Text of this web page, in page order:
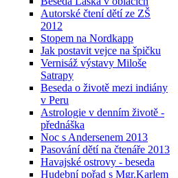
Autorské čtení dětí ze ZŠ
2012
Stopem na Nordkapp
Jak postavit vejce na špičku
Vernisáž výstavy Miloše
Satrapy
Beseda o životě mezi indiány
v Peru
Astrologie v denním životě -
přednáška
Noc s Andersenem 2013
Pasování dětí na čtenáře 2013
Havajské ostrovy - beseda
Hudební pořad s Mgr.Karlem